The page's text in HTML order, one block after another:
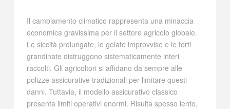
Il cambiamento climatico rappresenta una minaccia
economica gravissima per il settore agricolo globale.
Le siccità prolungate, le gelate improvvise e le forti
grandinate distruggono sistematicamente interi
raccolti. Gli agricoltori si affidano da sempre alle
polizze assicurative tradizionali per limitare questi
danni. Tuttavia, il modello assicurativo classico
presenta limiti operativi enormi. Risulta spesso lento,